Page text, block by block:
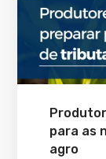
para as
agro